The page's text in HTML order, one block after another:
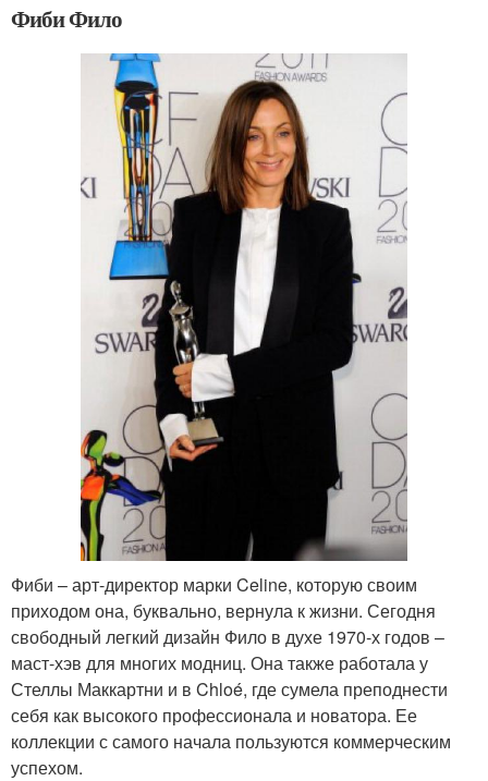
Фиби Фило
Фиби – арт-директор марки Celine, которую своим
приходом она, буквально, вернула к жизни. Сегодня
свободный легкий дизайн Фило в духе 1970-х годов –
маст-хэв для многих модниц. Она также работала у
Стеллы Маккартни и в Chloé, где сумела преподнести
себя как высокого профессионала и новатора. Ее
коллекции с самого начала пользуются коммерческим
успехом.